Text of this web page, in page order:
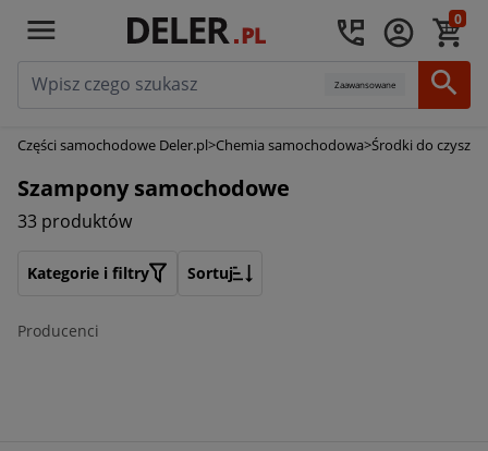
0
Zaawansowane
Części samochodowe Deler.pl>Chemia samochodowa>Środki do
Szampony samochodowe
33 produktów
Kategorie i filtry Sortuj
Producenci